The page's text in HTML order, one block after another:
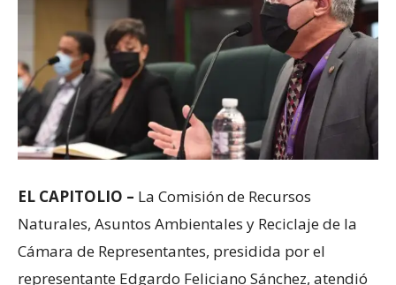
EL CAPITOLIO – La Comisión de Recursos
Naturales, Asuntos Ambientales y Reciclaje de la
Cámara de Representantes, presidida por el
representante Edgardo Feliciano Sánchez, atendió